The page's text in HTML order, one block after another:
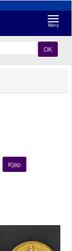
Meny
OK
Kjøp